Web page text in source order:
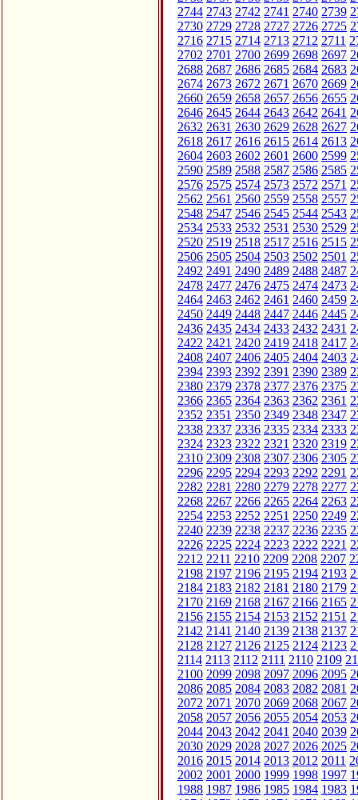
2744 2743 2742 2741 2740 2739
2730 2729 2728 2727 2726 2725
2716 2715 2714 2713 2712 2711
2702 2701 2700 2699 2698 2697
2688 2687 2686 2685 2684 2683
2674 2673 2672 2671 2670 2669
2660 2659 2658 2657 2656 2655
2646 2645 2644 2643 2642 2641
2632 2631 2630 2629 2628 2627
2618 2617 2616 2615 2614 2613
2604 2603 2602 2601 2600 2599
2590 2589 2588 2587 2586 2585
2576 2575 2574 2573 2572 2571
2562 2561 2560 2559 2558 2557
2548 2547 2546 2545 2544 2543
2534 2533 2532 2531 2530 2529
2520 2519 2518 2517 2516 2515
2506 2505 2504 2503 2502 2501
2492 2491 2490 2489 2488 2487
2478 2477 2476 2475 2474 2473
2464 2463 2462 2461 2460 2459
2450 2449 2448 2447 2446 2445
2436 2435 2434 2433 2432 2431
2422 2421 2420 2419 2418 2417
2408 2407 2406 2405 2404 2403
2394 2393 2392 2391 2390 2389
2380 2379 2378 2377 2376 2375
2366 2365 2364 2363 2362 2361
2352 2351 2350 2349 2348 2347
2338 2337 2336 2335 2334 2333
2324 2323 2322 2321 2320 2319
2310 2309 2308 2307 2306 2305
2296 2295 2294 2293 2292 2291
2282 2281 2280 2279 2278 2277
2268 2267 2266 2265 2264 2263
2254 2253 2252 2251 2250 2249
2240 2239 2238 2237 2236 2235
2226 2225 2224 2223 2222 2221
2212 2211 2210 2209 2208 2207
2198 2197 2196 2195 2194 2193
2184 2183 2182 2181 2180 2179
2170 2169 2168 2167 2166 2165
2156 2155 2154 2153 2152 2151
2142 2141 2140 2139 2138 2137
2128 2127 2126 2125 2124 2123
2114 2113 2112 2111 2110 2109
2100 2099 2098 2097 2096 2095
2086 2085 2084 2083 2082 2081
2072 2071 2070 2069 2068 2067
2058 2057 2056 2055 2054 2053
2044 2043 2042 2041 2040 2039
2030 2029 2028 2027 2026 2025
2016 2015 2014 2013 2012 2011
2002 2001 2000 1999 1998 1997
1988 1987 1986 1985 1984 1983